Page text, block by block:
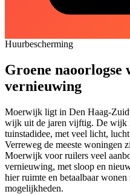
Huurbescherming
Groene
vernieuwing
Moerwijk ligt in Den Haag-
wijk uit de jaren vijftig. De wijk
tuinstadidee, met veel licht,
Verreweg de meeste woningen
Moerwijk voor ruilers veel
vernieuwing, met sloop en
hier ruimte en betaalbaar
mogelijkheden.